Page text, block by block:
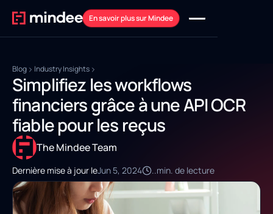
En savoir plus sur Mindee
Blog Industry Insights
Simplifiez les workflows
financiers grâce à une API OCR
fiable pour les reçus
The Mindee Team
Dernière mise à jour leJun 5, 2024 ..min. de lecture